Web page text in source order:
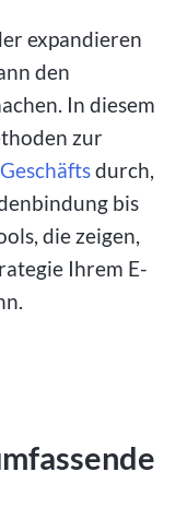
expandieren
den
In diesem
zur
durch,
bis
die zeigen,
Ihrem E-